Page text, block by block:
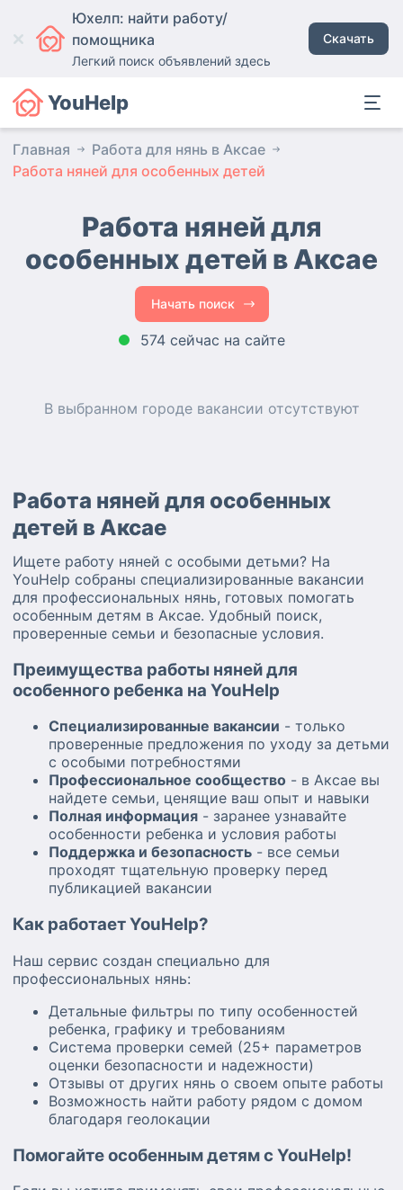
Юхелп: найти работу/
помощника
Легкий поиск объявлений здесь
Скачать
YouHelp
Главная
Работа для нянь в Аксае
Работа няней для особенных детей
Работа няней для
особенных детей в Аксае
Начать поиск
574 сейчас на сайте
В выбранном городе вакансии отсутствуют
Работа няней для особенных
детей в Аксае
Ищете работу няней с особыми детьми? На
YouHelp собраны специализированные вакансии
для профессиональных нянь, готовых помогать
особенным детям в Аксае. Удобный поиск,
проверенные семьи и безопасные условия.
Преимущества работы няней для
особенного ребенка на YouHelp
Специализированные вакансии - только
проверенные предложения по уходу за детьми
с особыми потребностями
Профессиональное сообщество - в Аксае вы
найдете семьи, ценящие ваш опыт и навыки
Полная информация - заранее узнавайте
особенности ребенка и условия работы
Поддержка и безопасность - все семьи
проходят тщательную проверку перед
публикацией вакансии
Как работает YouHelp?
Наш сервис создан специально для
профессиональных нянь:
Детальные фильтры по типу особенностей
ребенка, графику и требованиям
Система проверки семей (25+ параметров
оценки безопасности и надежности)
Отзывы от других нянь о своем опыте работы
Возможность найти работу рядом с домом
благодаря геолокации
Помогайте особенным детям с YouHelp!